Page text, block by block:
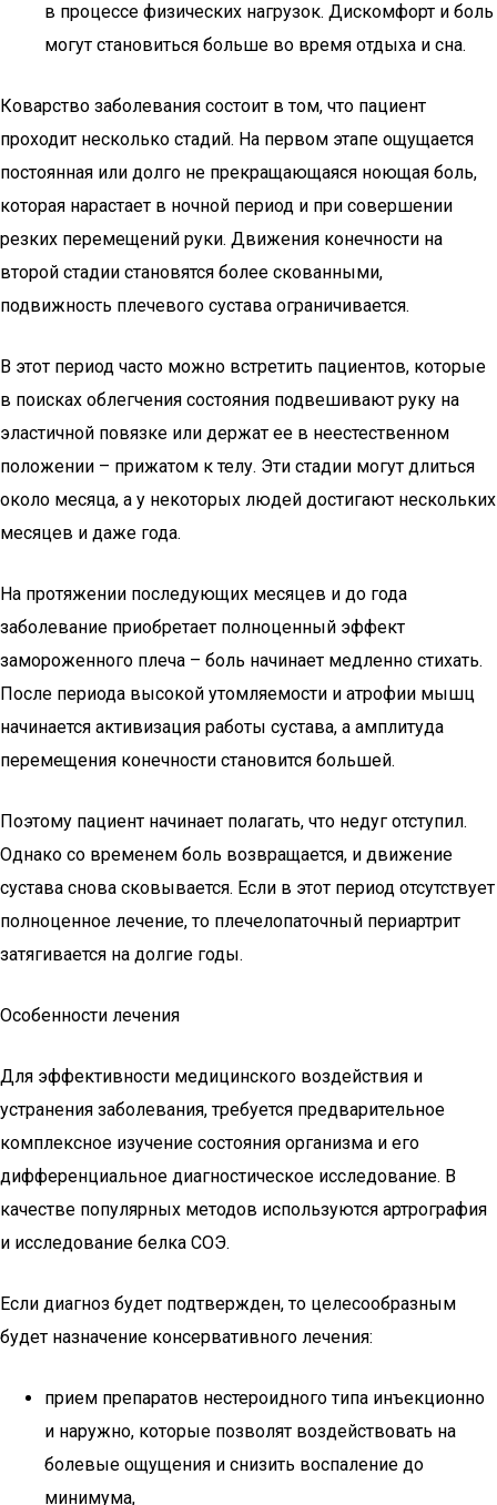
в процессе физических нагрузок. Дискомфорт и боль
могут становиться больше во время отдыха и сна.
Коварство заболевания состоит в том, что пациент
проходит несколько стадий. На первом этапе ощущается
постоянная или долго не прекращающаяся ноющая боль,
которая нарастает в ночной период и при совершении
резких перемещений руки. Движения конечности на
второй стадии становятся более скованными,
подвижность плечевого сустава ограничивается.
В этот период часто можно встретить пациентов, которые
в поисках облегчения состояния подвешивают руку на
эластичной повязке или держат ее в неестественном
положении – прижатом к телу. Эти стадии могут длиться
около месяца, а у некоторых людей достигают нескольких
месяцев и даже года.
На протяжении последующих месяцев и до года
заболевание приобретает полноценный эффект
замороженного плеча – боль начинает медленно стихать.
После периода высокой утомляемости и атрофии мышц
начинается активизация работы сустава, а амплитуда
перемещения конечности становится большей.
Поэтому пациент начинает полагать, что недуг отступил.
Однако со временем боль возвращается, и движение
сустава снова сковывается. Если в этот период отсутствует
полноценное лечение, то плечелопаточный периартрит
затягивается на долгие годы.
Особенности лечения
Для эффективности медицинского воздействия и
устранения заболевания, требуется предварительное
комплексное изучение состояния организма и его
дифференциальное диагностическое исследование. В
качестве популярных методов используются артрография
и исследование белка СОЭ.
Если диагноз будет подтвержден, то целесообразным
будет назначение консервативного лечения:
прием препаратов нестероидного типа инъекционно
и наружно, которые позволят воздействовать на
болевые ощущения и снизить воспаление до
минимума,